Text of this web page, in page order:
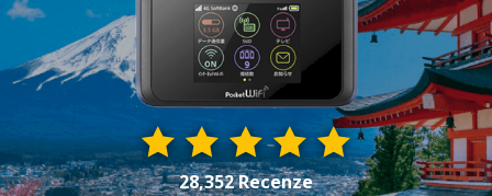
28,352 Recenze